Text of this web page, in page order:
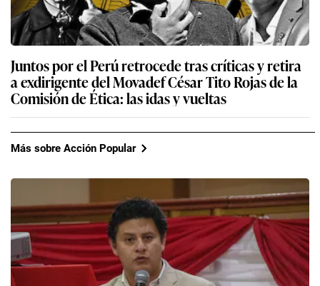
Juntos por el Perú retrocede tras críticas y retira
a exdirigente del Movadef César Tito Rojas de la
Comisión de Ética: las idas y vueltas
Más sobre Acción Popular